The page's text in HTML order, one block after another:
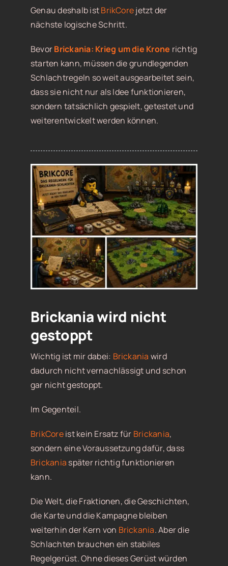
Genau deshalb istBrikCorejetzt der
nächste logische Schritt.
BevorBrickania: Krieg um die Krone richtig
starten kann, müssen die grundlegenden
Schlachtregeln so weit ausgearbeitet sein,
dass sie nicht nur als Idee funktionieren,
sondern tatsächlich gespielt, getestet und
weiterentwickelt werden können.
Brickania wird nicht
gestoppt
Wichtig ist mir dabei: Brickania wird
dadurch nicht vernachlässigt und schon
gar nicht gestoppt.
Im Gegenteil.
BrikCoreist kein Ersatz für Brickania,
sondern eine Voraussetzung dafür, dass
Brickania später richtig funktionieren
kann.
Die Welt, die Fraktionen, die Geschichten,
die Karte und die Kampagne bleiben
weiterhin der Kern von Brickania. Aber die
Schlachten brauchen ein stabiles
Regelgerüst. Ohne dieses Gerüst würden